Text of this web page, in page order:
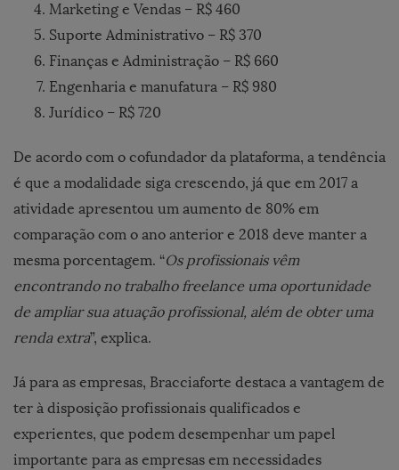
Marketing e Vendas – R$ 460
Suporte Administrativo – R$ 370
Finanças e Administração – R$ 660
Engenharia e manufatura – R$ 980
Jurídico – R$ 720
De acordo com o cofundador da plataforma, a tendência
é que a modalidade siga crescendo, já que em 2017 a
atividade apresentou um aumento de 80% em
comparação com o ano anterior e 2018 deve manter a
mesma porcentagem. “Os profissionais vêm
encontrando no trabalho freelance uma oportunidade
de ampliar sua atuação profissional, além de obter uma
renda extra”, explica.
Já para as empresas, Bracciaforte destaca a vantagem de
ter à disposição profissionais qualificados e
experientes, que podem desempenhar um papel
importante para as empresas em necessidades